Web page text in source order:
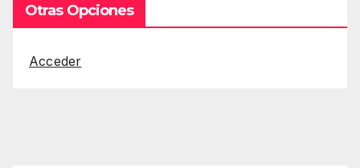
Otras Opciones
Acceder